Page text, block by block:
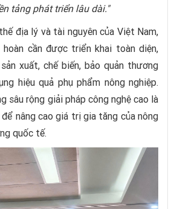
tảng phát triển lâu dài."
địa lý và tài nguyên của Việt Nam,
cần được triển khai toàn diện,
xuất, chế biến, bảo quản thương
hiệu quả phụ phẩm nông nghiệp.
sâu rộng giải pháp công nghệ cao là
nâng cao giá trị gia tăng của nông
quốc tế.